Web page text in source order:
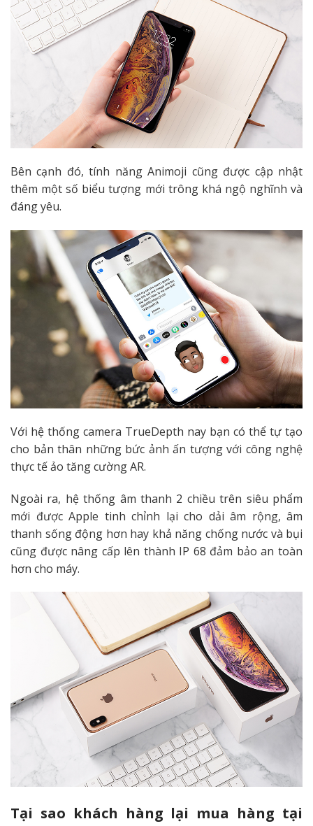
Bên cạnh đó, tính năng Animoji cũng được cập nhật
thêm một số biểu tượng mới trông khá ngộ nghĩnh và
đáng yêu.
Với hệ thống camera TrueDepth nay bạn có thể tự tạo
cho bản thân những bức ảnh ấn tượng với công nghệ
thực tế ảo tăng cường AR.
Ngoài ra, hệ thống âm thanh 2 chiều trên siêu phẩm
mới được Apple tinh chỉnh lại cho dải âm rộng, âm
thanh sống động hơn hay khả năng chống nước và bụi
cũng được nâng cấp lên thành IP 68 đảm bảo an toàn
hơn cho máy.
Tại sao khách hàng lại mua hàng tại